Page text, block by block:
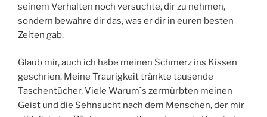
seinem Verhalten noch versuchte, dir zu nehmen,
sondern bewahre dir das, was er dir in euren besten
Zeiten gab.
Glaub mir, auch ich habe meinen Schmerz ins Kissen
geschrien. Meine Traurigkeit tränkte tausende
Taschentücher, Viele Warum`s zermürbten meinen
Geist und die Sehnsucht nach dem Menschen, der mir